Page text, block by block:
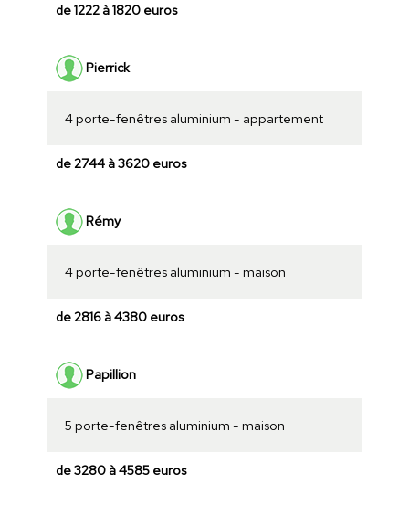
de 1222 à 1820 euros
Pierrick
4 porte-fenêtres aluminium - appartement
de 2744 à 3620 euros
Rémy
4 porte-fenêtres aluminium - maison
de 2816 à 4380 euros
Papillion
5 porte-fenêtres aluminium - maison
de 3280 à 4585 euros